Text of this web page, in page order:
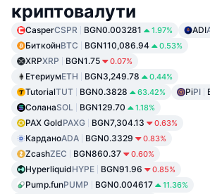
криптовалути
CasperCSPR BGN0.003281 1.97% ADI
БиткойнBTC BGN110,086.94 0.53%
XRPXRP BGN1.75 0.07%
ЕтериумETH BGN3,249.78 0.44%
TutorialTUT BGN0.3828 63.42% PiPI
СоланаSOL BGN129.70 1.18%
PAX GoldPAXG BGN7,304.13 0.63%
КарданоADA BGN0.3329 0.83%
ZcashZEC BGN860.37 0.60%
HyperliquidHYPE BGN91.96 0.85%
Pump.funPUMP BGN0.004617 11.36%